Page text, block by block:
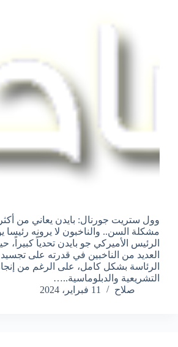
وول ستريت جورنال: بايدن يعاني من
مشكلة السن.. والناخبون لا يرونه رئيسا
الرئيس الأميركي جو بايدن تحدياً
العديد من الناخبين في قدرته على تجسيد
الرئاسة بشكل كامل، على الرغم من
التشريعية والدبلوماسية..…
صلاح
11 فبراير، 2024